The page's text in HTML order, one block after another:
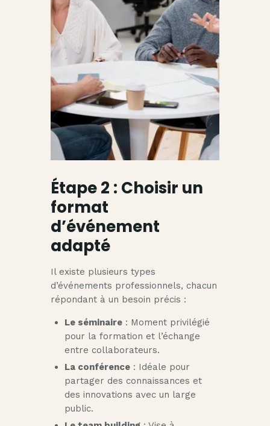
Étape 2 : Choisir un
format
d’événement
adapté
Il existe plusieurs types
d’événements professionnels, chacun
répondant à un besoin précis :
Le séminaire: Moment privilégié
pour la formation et l’échange
entre collaborateurs.
La conférence: Idéale pour
partager des connaissances et
des innovations avec un large
public.